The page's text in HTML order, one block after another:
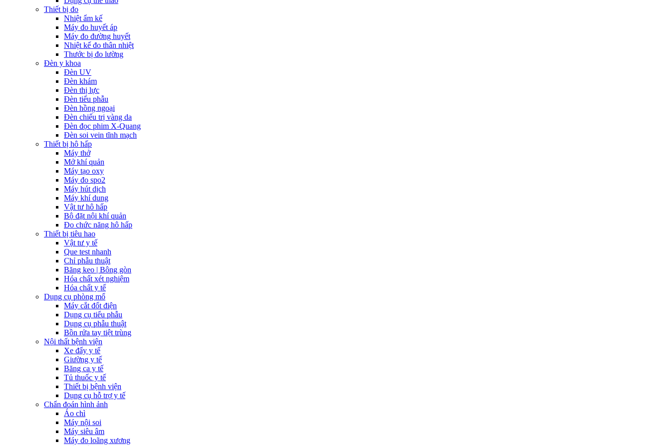
Thiết bị đo
Nhiệt ẩm kế
Máy đo huyết áp
Máy đo đường huyết
Nhiệt kế đo thân nhiệt
Thước bị đo lường
Đèn y khoa
Đèn UV
Đèn khám
Đèn thị lực
Đèn tiểu phẫu
Đèn hồng ngoại
Đèn chiếu trị vàng da
Đèn đọc phim X-Quang
Đèn soi vein tĩnh mạch
Thiết bị hô hấp
Máy thở
Mở khí quản
Máy tạo oxy
Máy đo spo2
Máy hút dịch
Máy khí dung
Vật tư hô hấp
Bộ đặt nội khí quản
Đo chức năng hô hấp
Thiết bị tiêu hao
Vật tư y tế
Que test nhanh
Chỉ phẫu thuật
Băng keo | Bông gòn
Hóa chất xét nghiệm
Hóa chất y tế
Dụng cụ phòng mổ
Máy cắt đốt điện
Dụng cụ tiểu phẫu
Dụng cụ phẫu thuật
Bồn rửa tay tiệt trùng
Nội thất bệnh viện
Xe đẩy y tế
Giường y tế
Băng ca y tế
Tủ thuốc y tế
Thiết bị bệnh viện
Dụng cụ hỗ trợ y tế
Chẩn đoán hình ảnh
Áo chì
Máy nội soi
Máy siêu âm
Máy đo loãng xương